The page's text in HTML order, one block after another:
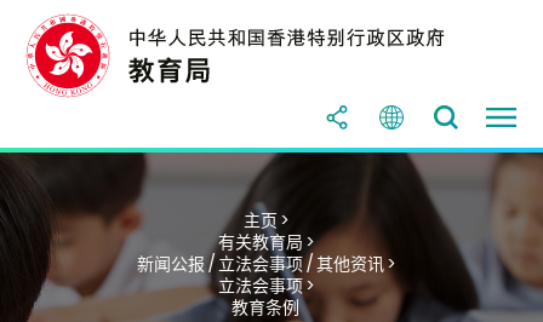
主页 >
有关教育局 >
新闻公报 / 立法会事项 / 其他资讯 >
立法会事项 >
教育条例